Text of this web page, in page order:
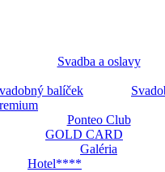
Svadba a oslavy
balíček
Ponteo Club
GOLD CARD
Galéria
Hotel****